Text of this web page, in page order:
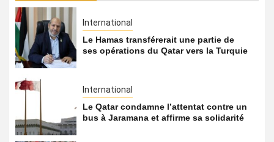
International
Le Hamas transférerait une partie de
ses opérations du Qatar vers la Turquie
International
Le Qatar condamne l’attentat contre un
bus à Jaramana et affirme sa solidarité